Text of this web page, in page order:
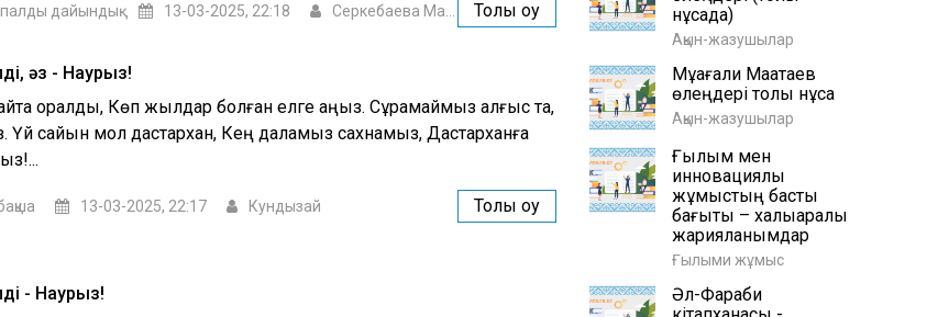
дайындық 13-03-2025, 22:18 Серкебаева Макпал Толық оқу
әз - Наурыз!
оралды, Көп жылдар болған елге аңыз. Сұрамаймыз алғыс та,
Үй сайын мол дастархан, Кең даламыз сахнамыз, Дастарханға
13-03-2025, 22:17 Кундызай Толық оқу
- Наурыз!
нұсқада)
Ақын-жазушылар
Мұқағали Мақатаев
өлеңдері толық нұсқа
Ақын-жазушылар
Ғылым мен
инновациялық
жұмыстың басты
бағыты – халықаралық
жарияланымдар
Ғылыми жұмыс
Әл-Фараби